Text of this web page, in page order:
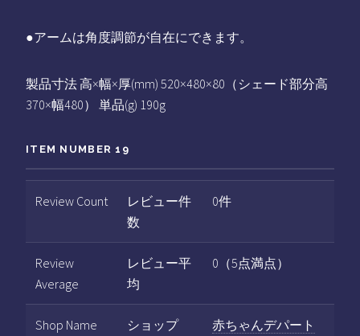
●アームは角度調節が自在にできます。
製品寸法 高×幅×厚(mm) 520×480×80（シェード部分高
370×幅480） 単品(g) 190g
ITEM NUMBER 19
Review Count
レビュー件
数
0件
Review
Average
レビュー平
均
0（5点満点）
Shop Name ショップ
赤ちゃんデパート